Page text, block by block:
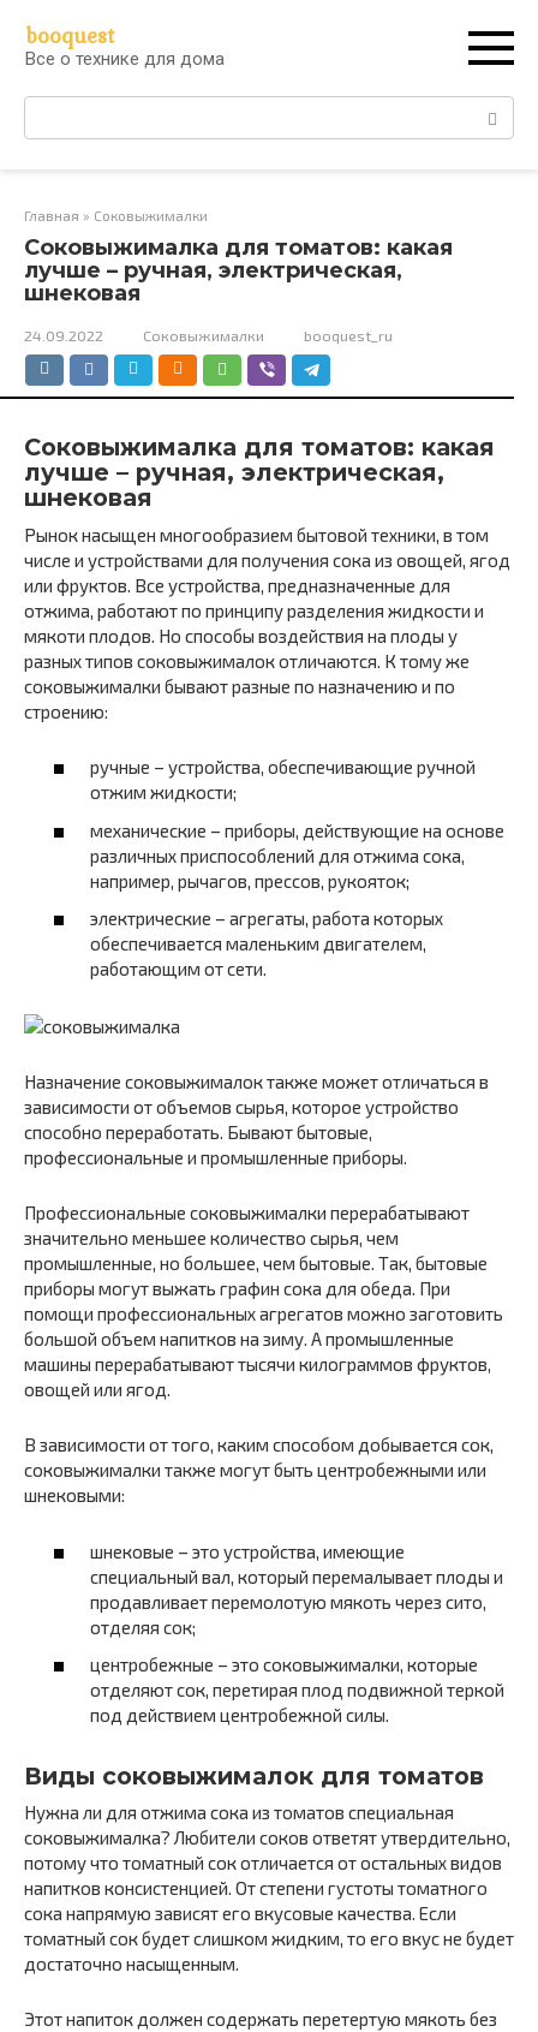
контенту
booquest
Все о технике для дома
Поиск:
Главная » Соковыжималки
Соковыжималка для томатов: какая
лучше – ручная, электрическая,
шнековая
24.09.2022 Соковыжималки booquest_ru
Соковыжималка для томатов: какая
лучше – ручная, электрическая,
шнековая
Рынок насыщен многообразием бытовой техники, в том
числе и устройствами для получения сока из овощей, ягод
или фруктов. Все устройства, предназначенные для
отжима, работают по принципу разделения жидкости и
мякоти плодов. Но способы воздействия на плоды у
разных типов соковыжималок отличаются. К тому же
соковыжималки бывают разные по назначению и по
строению:
ручные – устройства, обеспечивающие ручной
отжим жидкости;
механические – приборы, действующие на основе
различных приспособлений для отжима сока,
например, рычагов, прессов, рукояток;
электрические – агрегаты, работа которых
обеспечивается маленьким двигателем,
работающим от сети.
Назначение соковыжималок также может отличаться в
зависимости от объемов сырья, которое устройство
способно переработать. Бывают бытовые,
профессиональные и промышленные приборы.
Профессиональные соковыжималки перерабатывают
значительно меньшее количество сырья, чем
промышленные, но большее, чем бытовые. Так, бытовые
приборы могут выжать графин сока для обеда. При
помощи профессиональных агрегатов можно заготовить
большой объем напитков на зиму. А промышленные
машины перерабатывают тысячи килограммов фруктов,
овощей или ягод.
В зависимости от того, каким способом добывается сок,
соковыжималки также могут быть центробежными или
шнековыми:
шнековые – это устройства, имеющие
специальный вал, который перемалывает плоды и
продавливает перемолотую мякоть через сито,
отделяя сок;
центробежные – это соковыжималки, которые
отделяют сок, перетирая плод подвижной теркой
под действием центробежной силы.
Виды соковыжималок для томатов
Нужна ли для отжима сока из томатов специальная
соковыжималка? Любители соков ответят утвердительно,
потому что томатный сок отличается от остальных видов
напитков консистенцией. От степени густоты томатного
сока напрямую зависят его вкусовые качества. Если
томатный сок будет слишком жидким, то его вкус не будет
достаточно насыщенным.
Этот напиток должен содержать перетертую мякоть без